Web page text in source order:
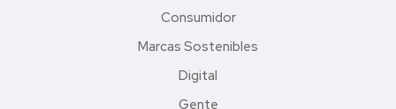
Consumidor
Marcas Sostenibles
Digital
Gente